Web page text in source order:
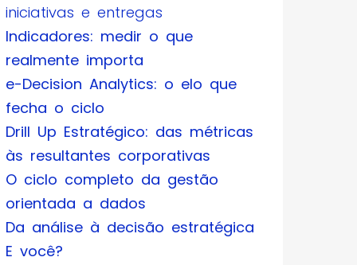
iniciativas e entregas
Indicadores: medir o que
realmente importa
e-Decision Analytics: o elo que
fecha o ciclo
Drill Up Estratégico: das métricas
às resultantes corporativas
O ciclo completo da gestão
orientada a dados
Da análise à decisão estratégica
E você?